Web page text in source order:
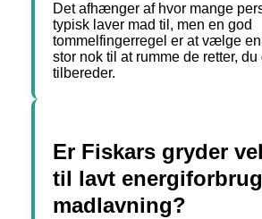
Det afhænger af hvor mange
typisk laver mad til, men en god
tommelfingerregel er at vælge
stor nok til at rumme de retter, du
tilbereder.
Er Fiskars gryder
til lavt
madlavning?